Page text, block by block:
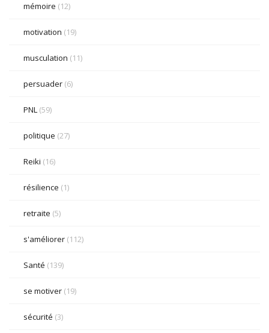
mémoire (12)
motivation (19)
musculation (11)
persuader (6)
PNL (59)
politique (27)
Reiki (16)
résilience (1)
retraite (5)
s'améliorer (112)
Santé (139)
se motiver (19)
sécurité (3)